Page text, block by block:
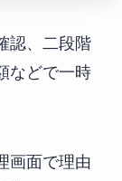
認、二段階
などで一時
画面で理由